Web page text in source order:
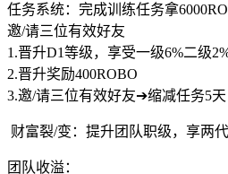
任务系统：完成训练任务拿
邀/请三位有效好友
1.晋升D1等级，享受一级6%二级
2.晋升奖励400ROBO
3.邀/请三位有效好友➔缩减任务5天
财富裂/变：提升团队职级，享两
团队收溢：